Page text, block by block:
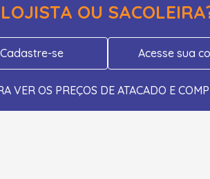
LOJISTA OU
Cadastre-se Acesse sua
VER OS PREÇOS DE ATACADO E